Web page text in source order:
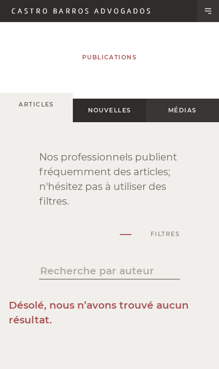
PUBLICATIONS
ARTICLES
NOUVELLES
MÉDIAS
Nos professionnels publient
fréquemment des articles;
n'hésitez pas à utiliser des
filtres.
FILTRES
Désolé, nous n’avons trouvé aucun
résultat.
On ne parle que de ça!
FILTRES
Découvrez ce que nos
professionnels disent dans
les médias.